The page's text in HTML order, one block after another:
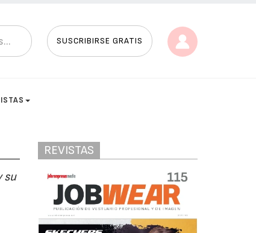
SUSCRIBIRSE GRATIS
su
REVISTAS